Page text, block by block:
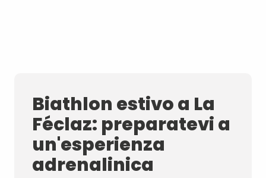
Biathlon estivo a La
Féclaz: preparatevi a
un'esperienza
adrenalinica